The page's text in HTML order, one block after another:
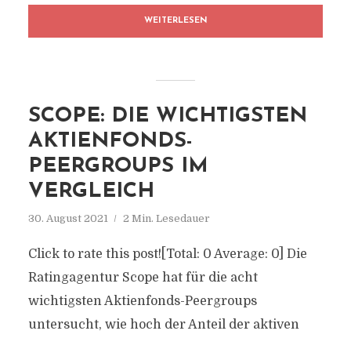
WEITERLESEN
SCOPE: DIE WICHTIGSTEN
AKTIENFONDS-
PEERGROUPS IM
VERGLEICH
30. August 2021 2 Min. Lesedauer
Click to rate this post![Total: 0 Average: 0] Die
Ratingagentur Scope hat für die acht
wichtigsten Aktienfonds-Peergroups
untersucht, wie hoch der Anteil der aktiven